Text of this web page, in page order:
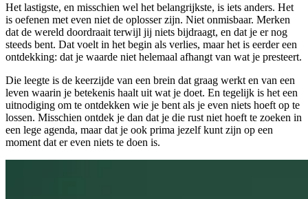
Het lastigste, en misschien wel het belangrijkste, is iets anders. Het
is oefenen met even niet de oplosser zijn. Niet onmisbaar. Merken
dat de wereld doordraait terwijl jij niets bijdraagt, en dat je er nog
steeds bent. Dat voelt in het begin als verlies, maar het is eerder een
ontdekking: dat je waarde niet helemaal afhangt van wat je presteert.
Die leegte is de keerzijde van een brein dat graag werkt en van een
leven waarin je betekenis haalt uit wat je doet. En tegelijk is het een
uitnodiging om te ontdekken wie je bent als je even niets hoeft op te
lossen. Misschien ontdek je dan dat je die rust niet hoeft te zoeken in
een lege agenda, maar dat je ook prima jezelf kunt zijn op een
moment dat er even niets te doen is.